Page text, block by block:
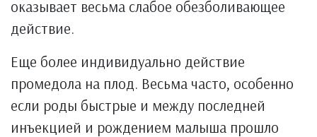
оказывает весьма слабое обезболивающее
действие.
Еще более индивидуально действие
промедола на плод. Весьма часто, особенно
если роды быстрые и между последней
инъекцией и рождением малыша прошло